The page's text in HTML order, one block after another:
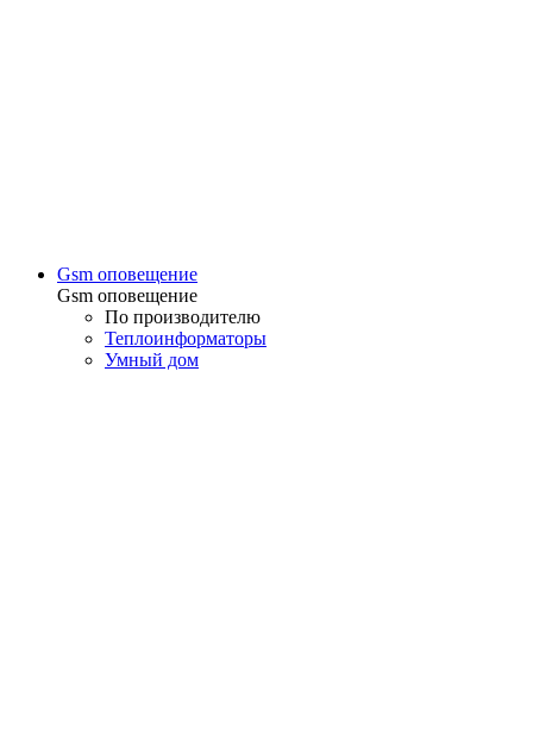
Gsm оповещение
Gsm оповещение
По производителю
Теплоинформаторы
Умный дом